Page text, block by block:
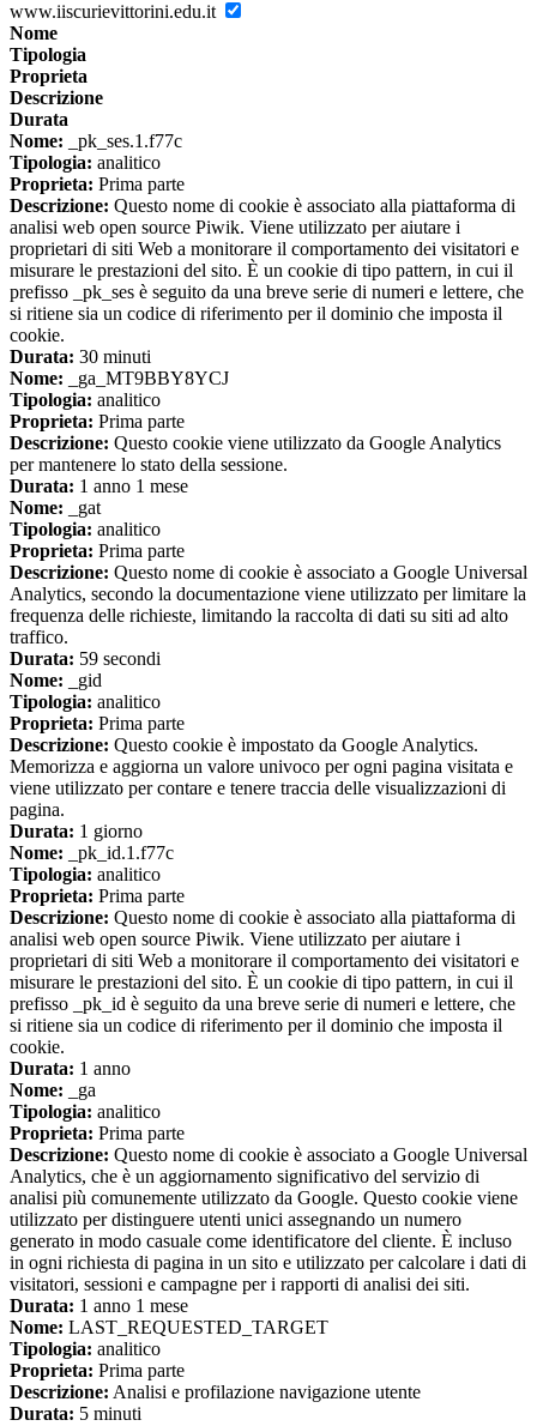
www.iiscurievittorini.edu.it
Nome
Tipologia
Proprieta
Descrizione
Durata
Nome: _pk_ses.1.f77c
Tipologia: analitico
Proprieta: Prima parte
Descrizione: Questo nome di cookie è associato alla piattaforma di
analisi web open source Piwik. Viene utilizzato per aiutare i
proprietari di siti Web a monitorare il comportamento dei visitatori e
misurare le prestazioni del sito. È un cookie di tipo pattern, in cui il
prefisso _pk_ses è seguito da una breve serie di numeri e lettere, che
si ritiene sia un codice di riferimento per il dominio che imposta il
cookie.
Durata: 30 minuti
Nome: _ga_MT9BBY8YCJ
Tipologia: analitico
Proprieta: Prima parte
Descrizione: Questo cookie viene utilizzato da Google Analytics
per mantenere lo stato della sessione.
Durata: 1 anno 1 mese
Nome: _gat
Tipologia: analitico
Proprieta: Prima parte
Descrizione: Questo nome di cookie è associato a Google Universal
Analytics, secondo la documentazione viene utilizzato per limitare la
frequenza delle richieste, limitando la raccolta di dati su siti ad alto
traffico.
Durata: 59 secondi
Nome: _gid
Tipologia: analitico
Proprieta: Prima parte
Descrizione: Questo cookie è impostato da Google Analytics.
Memorizza e aggiorna un valore univoco per ogni pagina visitata e
viene utilizzato per contare e tenere traccia delle visualizzazioni di
pagina.
Durata: 1 giorno
Nome: _pk_id.1.f77c
Tipologia: analitico
Proprieta: Prima parte
Descrizione: Questo nome di cookie è associato alla piattaforma di
analisi web open source Piwik. Viene utilizzato per aiutare i
proprietari di siti Web a monitorare il comportamento dei visitatori e
misurare le prestazioni del sito. È un cookie di tipo pattern, in cui il
prefisso _pk_id è seguito da una breve serie di numeri e lettere, che
si ritiene sia un codice di riferimento per il dominio che imposta il
cookie.
Durata: 1 anno
Nome: _ga
Tipologia: analitico
Proprieta: Prima parte
Descrizione: Questo nome di cookie è associato a Google Universal
Analytics, che è un aggiornamento significativo del servizio di
analisi più comunemente utilizzato da Google. Questo cookie viene
utilizzato per distinguere utenti unici assegnando un numero
generato in modo casuale come identificatore del cliente. È incluso
in ogni richiesta di pagina in un sito e utilizzato per calcolare i dati di
visitatori, sessioni e campagne per i rapporti di analisi dei siti.
Durata: 1 anno 1 mese
Nome: LAST_REQUESTED_TARGET
Tipologia: analitico
Proprieta: Prima parte
Descrizione: Analisi e profilazione navigazione utente
Durata: 5 minuti